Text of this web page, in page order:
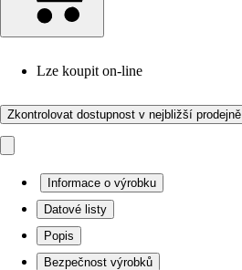
Lze koupit on-line
Zkontrolovat dostupnost v nejbližší prodejně
Informace o výrobku
Datové listy
Popis
Bezpečnost výrobků